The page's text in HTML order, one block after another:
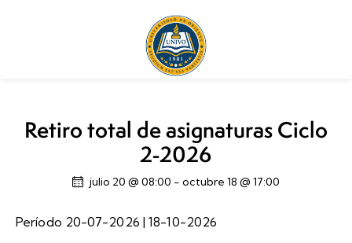
Retiro total de asignaturas Ciclo
2-2026
julio 20 @ 08:00 - octubre 18 @ 17:00
Período 20-07-2026 | 18-10-2026